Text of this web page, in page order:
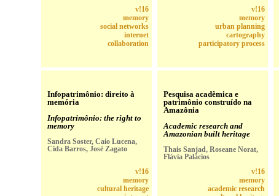
v!16
memory
social networks
internet
collaboration
v!16
memory
urban planning
cartography
participatory process
Infopatrimônio: direito à
memória
Infopatrimônio: the right to
memory
Sandra Soster, Caio Lucena,
Cida Barros, José Zagato
v!16
memory
cultural heritage
Pesquisa acadêmica e
patrimônio construído na
Amazônia
Academic research and
Amazonian built heritage
Thais Sanjad, Roseane Norat,
Flávia Palácios
v!16
memory
academic research